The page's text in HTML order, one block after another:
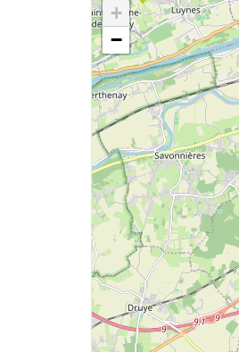
+
−